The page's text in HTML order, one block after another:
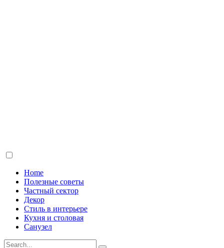
Home
Полезные советы
Частный сектор
Декор
Стиль в интерьере
Кухня и столовая
Санузел